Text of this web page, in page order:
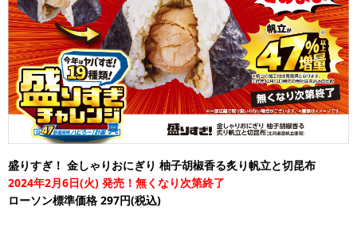
盛りすぎ！ 金しゃりおにぎり 柚子胡椒香る炙り帆立と切昆布
2024年2月6日(火) 発売！無くなり次第終了
ローソン標準価格 297円(税込)